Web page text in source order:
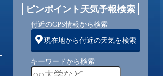
ピンポイント天気予報検索
付近のGPS情報から検索
現在地から付近の天気を検索
キーワードから検索